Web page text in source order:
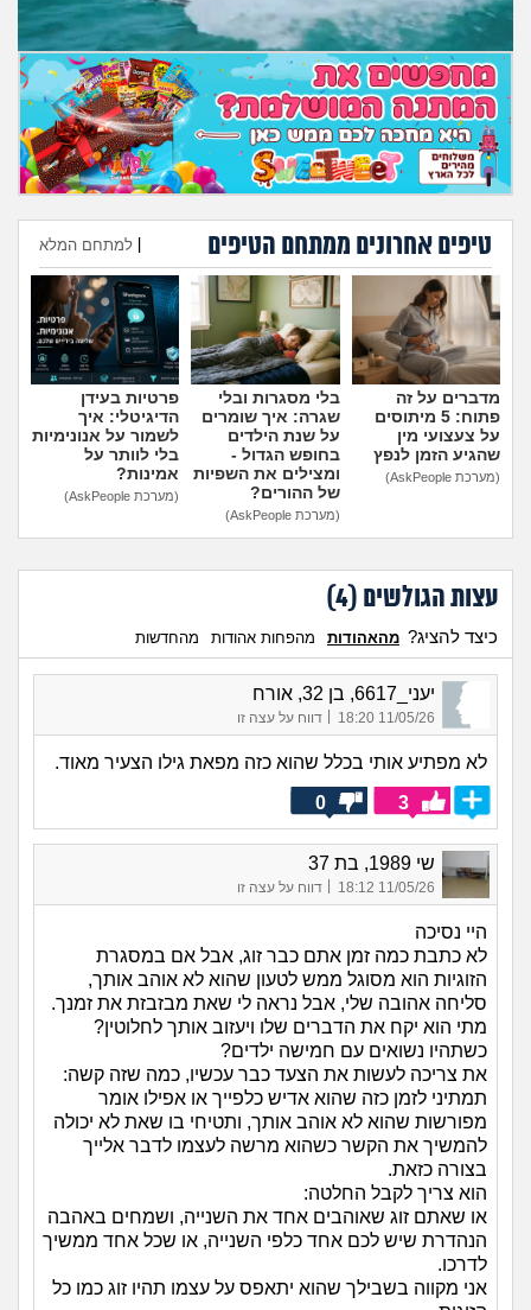
מה שעובר עליי
שומרים על הגוף
פיננסי וכלכלה
בין הסדינים
חיות מחמד
יוקר המחיה
גאווה
טיפים אחרונים ממתחם הטיפים למתחם המלא
הוספת טיפ
מדברים על זה
פתוח: 5 מיתוסים
על צעצועי מין
שהגיע הזמן לנפץ
(מערכת AskPeople)
בלי מסגרות ובלי
שגרה: איך שומרים
על שנת הילדים
בחופש הגדול -
ומצילים את השפיות
של ההורים?
(מערכת AskPeople)
פרטיות בעידן
הדיגיטלי: איך
לשמור על אנונימיות
בלי לוותר על
אמינות?
(מערכת AskPeople)
עצות הגולשים (4
)
כיצד להציג? מהאהודות מהפחות אהודות מהחדשות
יעני_6617, בן 32, אורח
11/05/26 18:20 דווח על עצה זו
לא מפתיע אותי בכלל שהוא כזה מפאת גילו הצעיר מאוד.
3
0
שי 1989, בת 37
11/05/26 18:12
| דווח על עצה זו
היי נסיכה
לא כתבת כמה זמן אתם כבר זוג, אבל אם במסגרת
הזוגיות הוא מסוגל ממש לטעון שהוא לא אוהב אותך,
סליחה אהובה שלי, אבל נראה לי שאת מבזבזת את זמנך.
מתי הוא יקח את הדברים שלו ויעזוב אותך לחלוטין?
כשתהיו נשואים עם חמישה ילדים?
את צריכה לעשות את הצעד כבר עכשיו, כמה שזה קשה:
תמתיני לזמן כזה שהוא אדיש כלפייך או אפילו אומר
מפורשות שהוא לא אוהב אותך, ותטיחי בו שאת לא יכולה
להמשיך את הקשר כשהוא מרשה לעצמו לדבר אלייך
בצורה כזאת.
הוא צריך לקבל החלטה:
או שאתם זוג שאוהבים אחד את השנייה, ושמחים באהבה
הנהדרת שיש לכם אחד כלפי השנייה, או שכל אחד ממשיך
לדרכו.
אני מקווה בשבילך שהוא יתאפס על עצמו תהיו זוג כמו כל